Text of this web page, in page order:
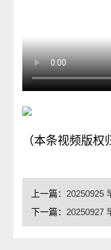
（本条视频版权
上一篇： 20250925
下一篇： 20250927